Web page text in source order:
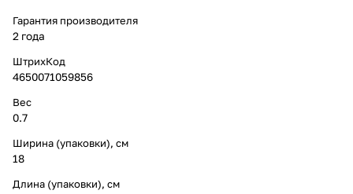
Гарантия производителя
2 года
ШтрихКод
4650071059856
Вес
0.7
Ширина (упаковки), см
18
Длина (упаковки), см